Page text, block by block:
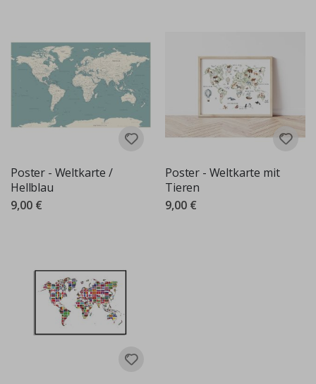
Poster - Weltkarte /
Hellblau
9,00 €
Poster - Weltkarte mit
Tieren
9,00 €